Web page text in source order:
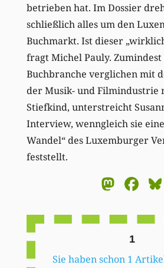
betrieben hat. Im Dossier
schließlich alles um den
Buchmarkt. Ist dieser
fragt Michel Pauly. Zumindest
Buchbranche verglichen mit
der Musik- und Filmindustrie
Stiefkind, unterstreicht
Interview, wenngleich sie
Wandel“ des Luxemburger
feststellt.
1
Sie haben schon 1